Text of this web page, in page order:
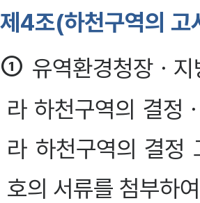
제4조(하천구역의 고
① 유역환경청장ㆍ
라 하천구역의 결정
라 하천구역의 결정
호의 서류를 첨부하